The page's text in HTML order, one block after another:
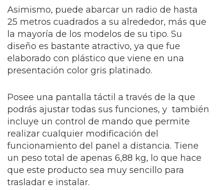
Asimismo, puede abarcar un radio de hasta
25 metros cuadrados a su alrededor, más que
la mayoría de los modelos de su tipo. Su
diseño es bastante atractivo, ya que fue
elaborado con plástico que viene en una
presentación color gris platinado.
Posee una pantalla táctil a través de la que
podrás ajustar todas sus funciones, y también
incluye un control de mando que permite
realizar cualquier modificación del
funcionamiento del panel a distancia. Tiene
un peso total de apenas 6,88 kg, lo que hace
que este producto sea muy sencillo para
trasladar e instalar.